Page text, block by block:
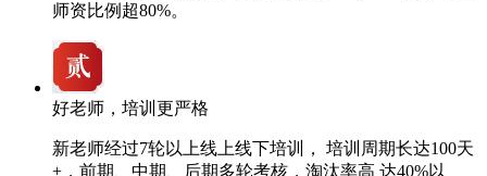
师资比例超80%。
好老师，培训更严格
新老师经过7轮以上线上线下培训， 培训周期长达100天
+，前期、中期、后期多轮考核，淘汰率高 达40%以